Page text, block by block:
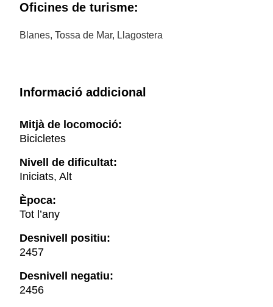
Oficines de turisme:
Blanes, Tossa de Mar, Llagostera
Informació addicional
Mitjà de locomoció:
Bicicletes
Nivell de dificultat:
Iniciats, Alt
Època:
Tot l’any
Desnivell positiu:
2457
Desnivell negatiu:
2456